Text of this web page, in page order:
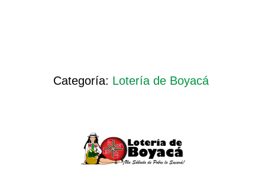
Categoría: Lotería de Boyacá